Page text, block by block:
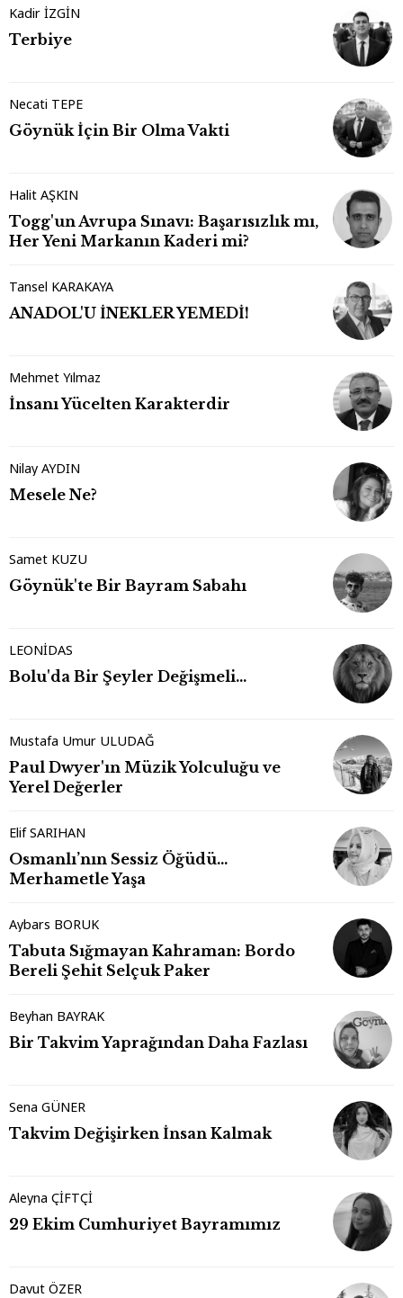
Kadir İZGİN
Terbiye
Necati TEPE
Göynük İçin Bir Olma Vakti
Halit AŞKIN
Togg'un Avrupa Sınavı: Başarısızlık mı,
Her Yeni Markanın Kaderi mi?
Tansel KARAKAYA
ANADOL'U İNEKLER YEMEDİ!
Mehmet Yılmaz
İnsanı Yücelten Karakterdir
Nilay AYDIN
Mesele Ne?
Samet KUZU
Göynük'te Bir Bayram Sabahı
LEONİDAS
Bolu'da Bir Şeyler Değişmeli…
Mustafa Umur ULUDAĞ
Paul Dwyer'ın Müzik Yolculuğu ve
Yerel Değerler
Elif SARIHAN
Osmanlı’nın Sessiz Öğüdü…
Merhametle Yaşa
Aybars BORUK
Tabuta Sığmayan Kahraman: Bordo
Bereli Şehit Selçuk Paker
Beyhan BAYRAK
Bir Takvim Yaprağından Daha Fazlası
Sena GÜNER
Takvim Değişirken İnsan Kalmak
Aleyna ÇİFTÇİ
29 Ekim Cumhuriyet Bayramımız
Davut ÖZER